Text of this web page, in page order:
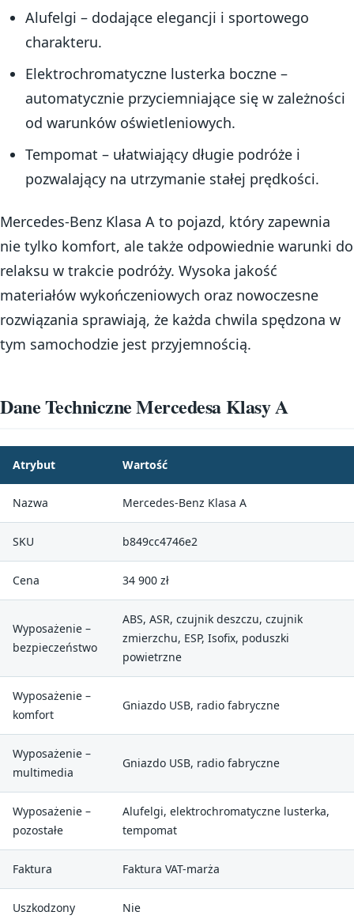
Alufelgi – dodające elegancji i sportowego
charakteru.
Elektrochromatyczne lusterka boczne –
automatycznie przyciemniające się w zależności
od warunków oświetleniowych.
Tempomat – ułatwiający długie podróże i
pozwalający na utrzymanie stałej prędkości.
Mercedes-Benz Klasa A to pojazd, który zapewnia
nie tylko komfort, ale także odpowiednie warunki do
relaksu w trakcie podróży. Wysoka jakość
materiałów wykończeniowych oraz nowoczesne
rozwiązania sprawiają, że każda chwila spędzona w
tym samochodzie jest przyjemnością.
Dane Techniczne Mercedesa Klasy A
Atrybut Wartość
Nazwa Mercedes-Benz Klasa A
SKU b849cc4746e2
Cena 34 900 zł
Wyposażenie –
bezpieczeństwo
ABS, ASR, czujnik deszczu, czujnik
zmierzchu, ESP, Isofix, poduszki
powietrzne
Wyposażenie –
komfort
Gniazdo USB, radio fabryczne
Wyposażenie –
multimedia
Gniazdo USB, radio fabryczne
Wyposażenie –
pozostałe
Alufelgi, elektrochromatyczne lusterka,
tempomat
Faktura Faktura VAT-marża
Uszkodzony Nie